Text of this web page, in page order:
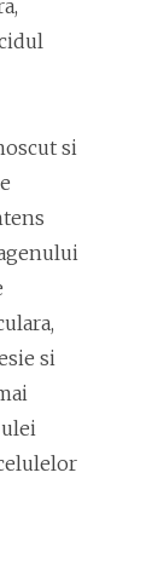
si
si